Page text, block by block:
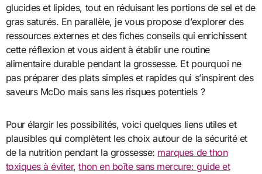
glucides et lipides, tout en réduisant les portions de sel et de
gras saturés. En parallèle, je vous propose d’explorer des
ressources externes et des fiches conseils qui enrichissent
cette réflexion et vous aident à établir une routine
alimentaire durable pendant la grossesse. Et pourquoi ne
pas préparer des plats simples et rapides qui s’inspirent des
saveurs McDo mais sans les risques potentiels ?
Pour élargir les possibilités, voici quelques liens utiles et
plausibles qui complètent les choix autour de la sécurité et
de la nutrition pendant la grossesse: marques de thon
toxiques à éviter,thon en boîte sans mercure: guide et